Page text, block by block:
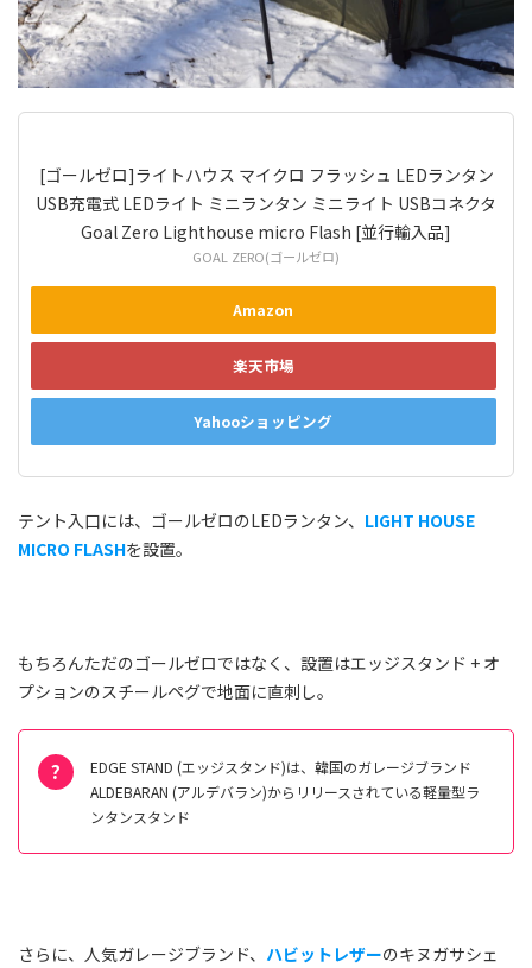
[ゴールゼロ]ライトハウス マイクロ フラッシュ LEDランタン
USB充電式 LEDライト ミニランタン ミニライト USBコネクタ
Goal Zero Lighthouse micro Flash [並行輸入品]
GOAL ZERO(ゴールゼロ)
Amazon
楽天市場
Yahooショッピング
テント入口には、ゴールゼロのLEDランタン、 LIGHT HOUSE
MICRO FLASHを設置。
もちろんただのゴールゼロではなく、設置はエッジスタンド + オ
プションのスチールペグで地面に直刺し。
EDGE STAND (エッジスタンド)は、韓国のガレージブランド
ALDEBARAN (アルデバラン)からリリースされている軽量型ラ
ンタンスタンド
さらに、人気ガレージブランド、 ハビットレザーのキヌガサシェ